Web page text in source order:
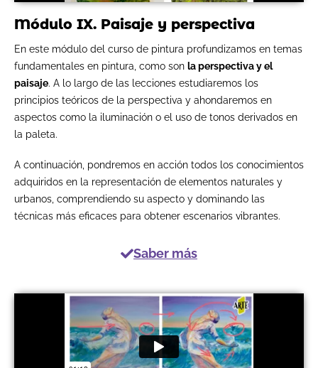
Módulo IX. Paisaje y perspectiva
En este módulo del curso de pintura profundizamos en temas
fundamentales en pintura, como son la perspectiva y el
paisaje. A lo largo de las lecciones estudiaremos los
principios teóricos de la perspectiva y ahondaremos en
aspectos como la iluminación o el uso de tonos derivados en
la paleta.
A continuación, pondremos en acción todos los conocimientos
adquiridos en la representación de elementos naturales y
urbanos, comprendiendo su aspecto y dominando las
técnicas más eficaces para obtener escenarios vibrantes.
Saber más